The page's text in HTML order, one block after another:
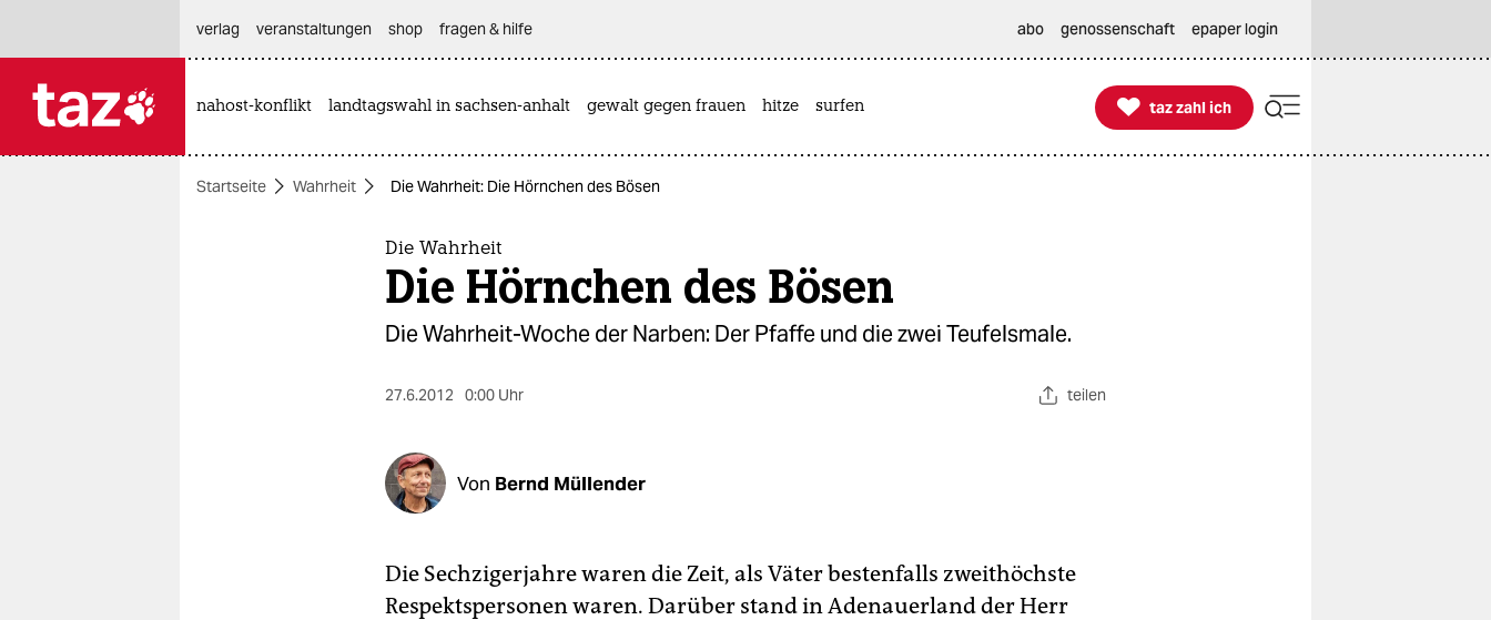
themen
verlag
veranstaltungen shop fragen & hilfe abo genossenschaft epaper login
nahost-konflikt landtagswahl in sachsen-anhalt gewalt gegen frauen hitze surfen 
taz zahl ich
taz zahl ich
Startseite Wahrheit Die Wahrheit: Die Hörnchen des Bösen
Die Wahrheit
Die Hörnchen des Bösen
Die Wahrheit-Woche der Narben: Der Pfaffe und die zwei Teufelsmale.
27.6.2012 0:00 Uhr teilen
Von Bernd Müllender
Die Sechzigerjahre waren die Zeit, als Väter bestenfalls zweithöchste
Respektspersonen waren. Darüber stand in Adenauerland der Herr